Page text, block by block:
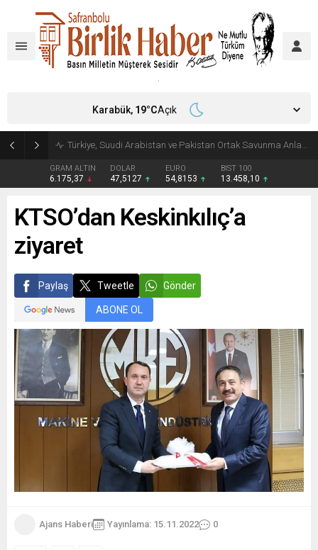
Türkiye, Suudi Arabistan ve Pakistan Ortak Savunma Anlaşması imzaladı
GRAM ALTIN
6.175,37
DOLAR
47,5127
EURO
54,8153
BIST 100
13.458,10
Karabük, 19°CAçık
KTSO’dan Keskinkılıç’a
ziyaret
Paylaş Tweetle Gönder
ABONE OL
Ajans Haberi Yayınlama: 15.11.2022 0